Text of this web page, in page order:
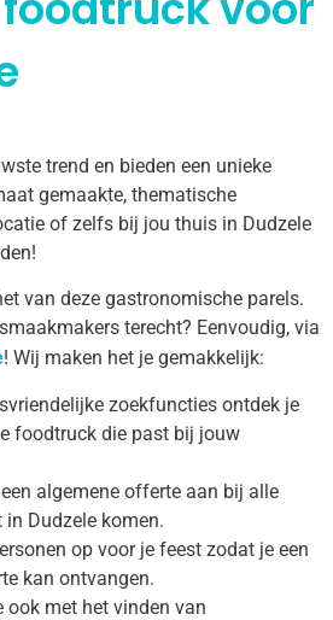
trend en bieden een unieke
gemaakte, thematische
of zelfs bij jou thuis in Dudzele
van deze gastronomische parels.
terecht? Eenvoudig, via
! Wij maken het je gemakkelijk:
zoekfuncties ontdek je
foodtruck die past bij jouw
algemene offerte aan bij alle
Dudzele komen.
op voor je feest zodat je een
kan ontvangen.
ook met het vinden van